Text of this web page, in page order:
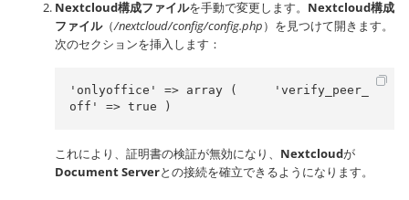
Nextcloud構成ファイルを手動で変更します。 Nextcloud構成
ファイル（/nextcloud/config/config.php）を見つけて開きます。
次のセクションを挿入します：
'onlyoffice' => array (     'verify_peer_
off' => true )
これにより、証明書の検証が無効になり、 Nextcloudが
Document Serverとの接続を確立できるようになります。